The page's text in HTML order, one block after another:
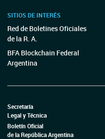
SITIOS DE INTERÉS
Red de Boletines Oficiales
de la R. A.
BFA Blockchain Federal
Argentina
Secretaría
Legal y Técnica
Boletín Oficial
de la República Argentina